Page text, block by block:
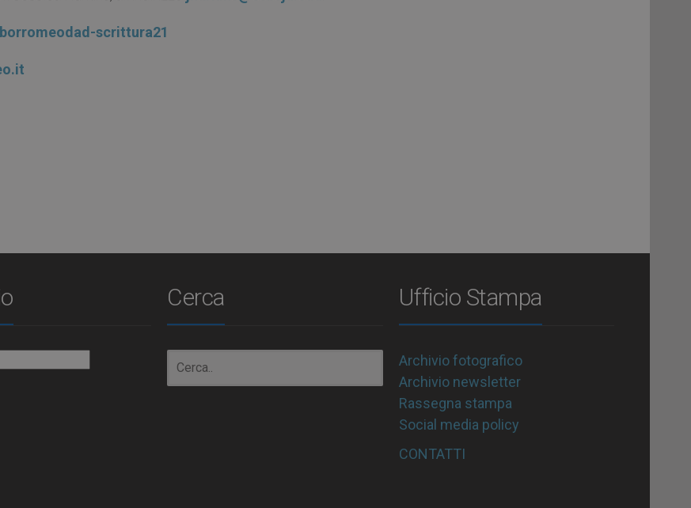
scrittura21
Cerca Ufficio Stampa
Archivio fotografico
Archivio newsletter
Rassegna stampa
Social media policy
CONTATTI